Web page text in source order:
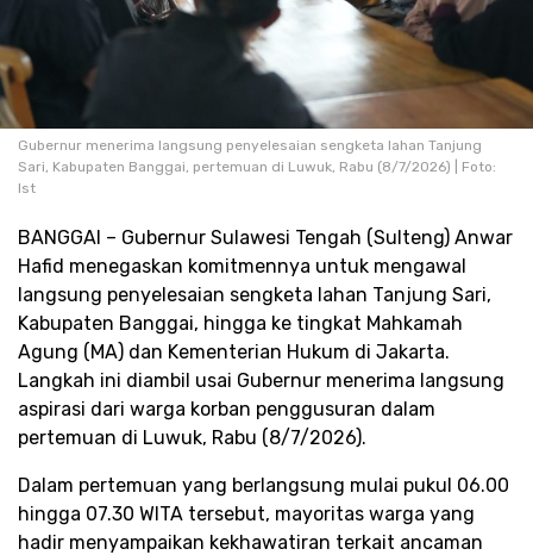
Gubernur menerima langsung penyelesaian sengketa lahan Tanjung
Sari, Kabupaten Banggai, pertemuan di Luwuk, Rabu (8/7/2026) | Foto:
Ist
BANGGAI – Gubernur Sulawesi Tengah (Sulteng) Anwar
Hafid menegaskan komitmennya untuk mengawal
langsung penyelesaian sengketa lahan Tanjung Sari,
Kabupaten Banggai, hingga ke tingkat Mahkamah
Agung (MA) dan Kementerian Hukum di Jakarta.
Langkah ini diambil usai Gubernur menerima langsung
aspirasi dari warga korban penggusuran dalam
pertemuan di Luwuk, Rabu (8/7/2026).​
​Dalam pertemuan yang berlangsung mulai pukul 06.00
hingga 07.30 WITA tersebut, mayoritas warga yang
hadir menyampaikan kekhawatiran terkait ancaman